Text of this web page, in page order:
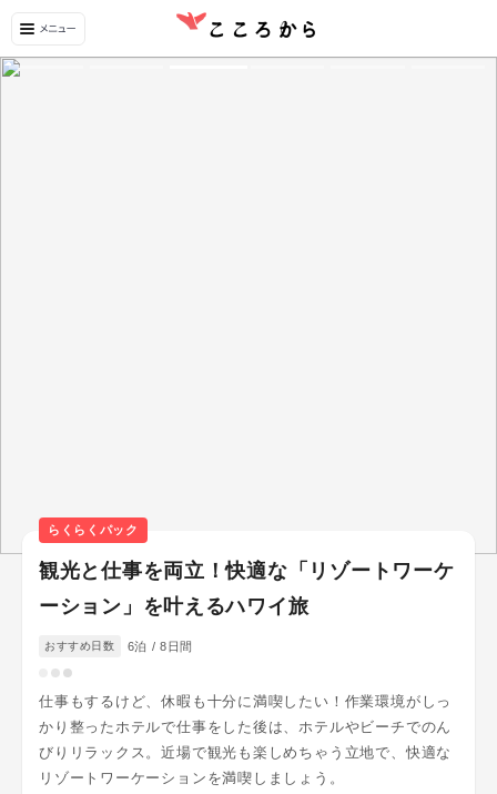
らくらくパック
観光と仕事を両立！快適な「リゾートワーケ
ーション」を叶えるハワイ旅
おすすめ日数 6泊 / 8日間
仕事もするけど、休暇も十分に満喫したい！作業環境がしっ
かり整ったホテルで仕事をした後は、ホテルやビーチでのん
びりリラックス。近場で観光も楽しめちゃう立地で、快適な
リゾートワーケーションを満喫しましょう。
観光と仕事を両立！快適な「リゾートワー